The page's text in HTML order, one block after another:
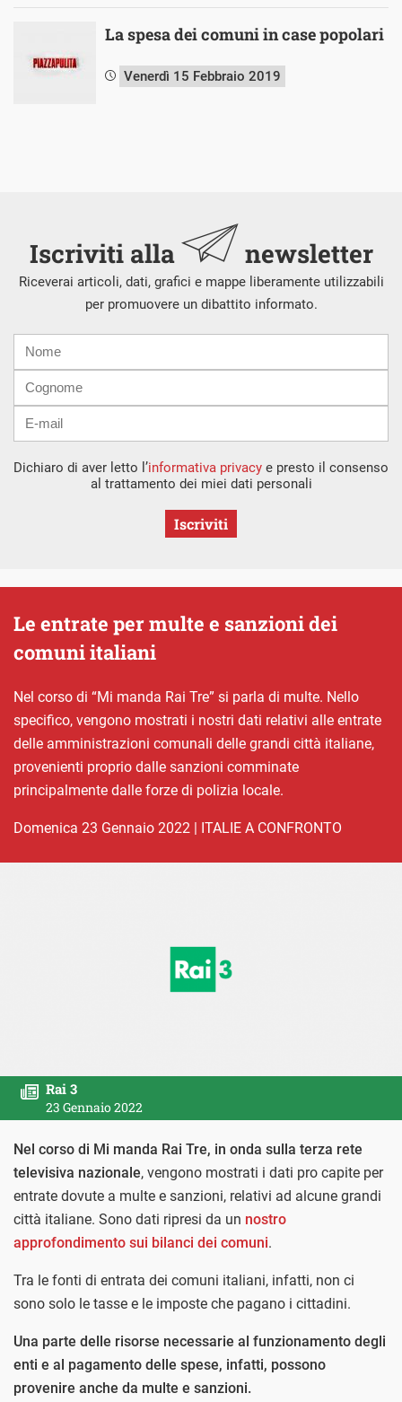
La spesa dei comuni in case popolari
Venerdì 15 Febbraio 2019
Iscriviti alla newsletter
Riceverai articoli, dati, grafici e mappe liberamente utilizzabili
per promuovere un dibattito informato.
mail
Dichiaro di aver letto l’informativa privacy e presto il consenso
al trattamento dei miei dati personali
Iscriviti
Le entrate per multe e sanzioni dei
comuni italiani
Nel corso di “Mi manda Rai Tre” si parla di multe. Nello
specifico, vengono mostrati i nostri dati relativi alle entrate
delle amministrazioni comunali delle grandi città italiane,
provenienti proprio dalle sanzioni comminate
principalmente dalle forze di polizia locale.
domenica 23 Gennaio 2022 | ITALIE A CONFRONTO
Rai 3
23 Gennaio 2022
Nel corso di Mi manda Rai Tre, in onda sulla terza rete
televisiva nazionale, vengono mostrati i dati pro capite per
entrate dovute a multe e sanzioni, relativi ad alcune grandi
città italiane. Sono dati ripresi da un nostro
approfondimento sui bilanci dei comuni.
Tra le fonti di entrata dei comuni italiani, infatti, non ci
sono solo le tasse e le imposte che pagano i cittadini.
Una parte delle risorse necessarie al funzionamento degli
enti e al pagamento delle spese, infatti, possono
provenire anche da multe e sanzioni.